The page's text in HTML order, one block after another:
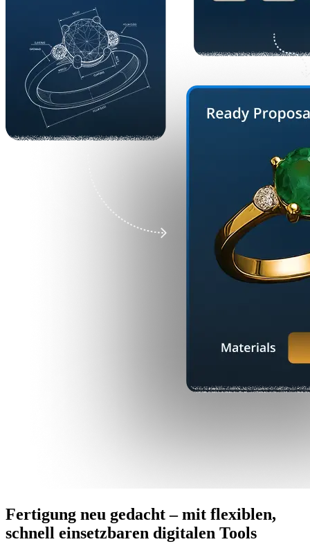
Fertigung neu gedacht – mit flexiblen,
schnell einsetzbaren digitalen Tools